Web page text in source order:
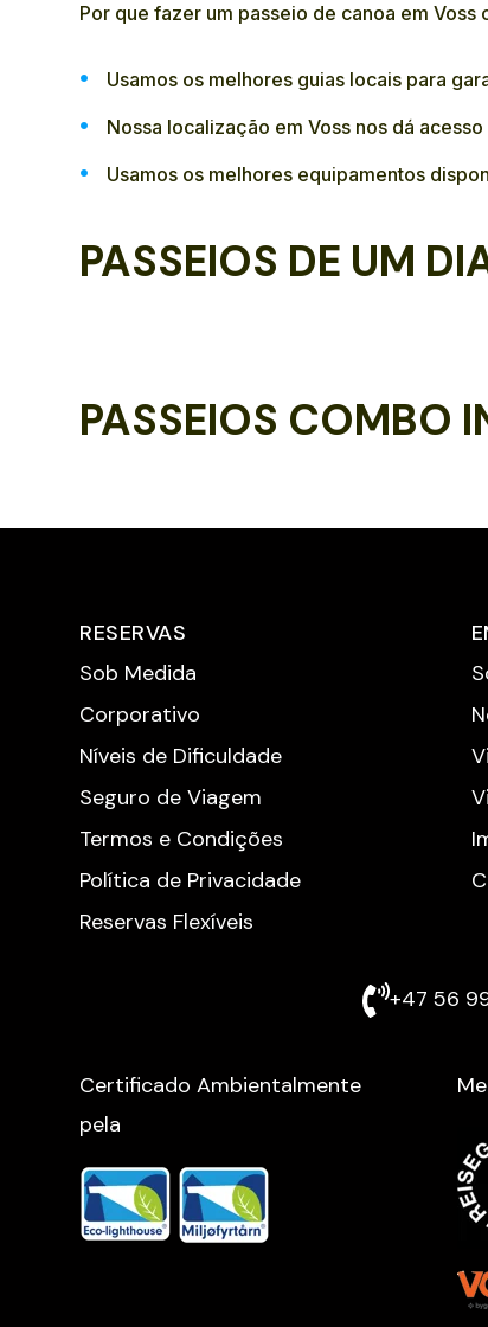
Por que fazer um passeio de canoa em Voss
Usamos os melhores guias locais para
Nossa localização em Voss nos dá
Usamos os melhores equipamentos
PASSEIOS DE UM
PASSEIOS COMBO
RESERVAS
Sob Medida
Corporativo
Níveis de Dificuldade
Seguro de Viagem
Termos e Condições
Política de Privacidade
Reservas Flexíveis
+47 56
Certificado Ambientalmente
pela